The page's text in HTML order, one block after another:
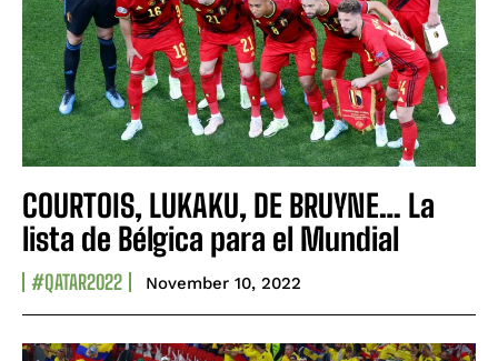
COURTOIS, LUKAKU, DE BRUYNE… La
lista de Bélgica para el Mundial
#QATAR2022 November 10, 2022